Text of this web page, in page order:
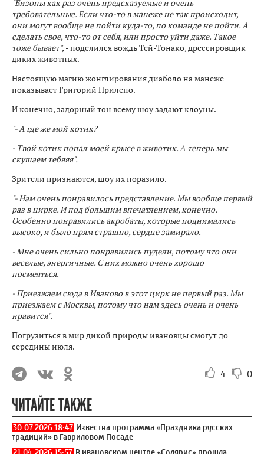
"Бизоны как раз очень предсказуемые и очень
требовательные. Если что-то в манеже не так происходит,
они могут вообще не пойти куда-то, по команде не пойти. А
сделать свое, что-то от себя, или просто уйти даже. Такое
тоже бывает", - поделился вождь Тей-Тонако, дрессировщик
диких животных.
Настоящую магию жонглирования диаболо на манеже
показывает Григорий Прилепо.
И конечно, задорный тон всему шоу задают клоуны.
"- А где же мой котик?
- Твой котик попал моей крысе в животик. А теперь мы
скушаем тебяяя".
Зрители признаются, шоу их поразило.
"- Нам очень понравилось представление. Мы вообще первый
раз в цирке. И под большим впечатлением, конечно.
Особенно понравились акробаты, которые поднимались
высоко, и было прям страшно, сердце замирало.
- Мне очень сильно понравились пудели, потому что они
веселые, энергичные. С них можно очень хорошо
посмеяться.
- Приезжаем сюда в Иваново в этот цирк не первый раз. Мы
приезжаем с Москвы, потому что нам здесь очень и очень
нравится".
Погрузиться в мир дикой природы ивановцы смогут до
середины июля.
4 0
ЧИТАЙТЕ ТАКЖЕ
30.07.2026 18:47 Известна программа «Праздника русских
традиций» в Гавриловом Посаде
21.04.2026 15:57 В ивановском центре «Солярис» прошла